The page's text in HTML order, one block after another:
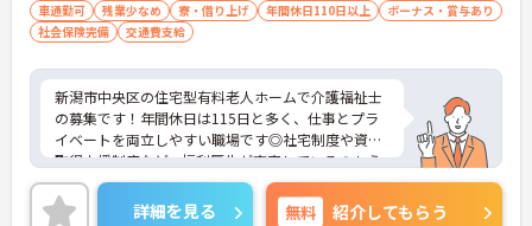
車通勤可 残業少なめ 寮・借り上げ 年間休日110日以上
ボーナス・賞与あり
社会保険完備
交通費支給
新潟市中央区の住宅型有料老人ホームで介護福祉士
の募集です！年間休日は115日と多く、仕事とプラ
イベートを両立しやすい職場です◎社宅制度や資格
取得支援制度など、福利厚生が充実しているのもう
れしいポイント♪ご興味のある方は面接ポイントを
お伝えしますので、お気軽にご連絡ください！
詳細を見る 無料 紹介してもらう